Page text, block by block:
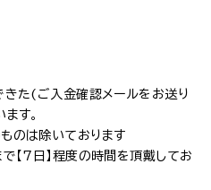
きた(ご入金確認メールをお送り
す。
のは除いております
【7日】程度の時間を頂戴してお